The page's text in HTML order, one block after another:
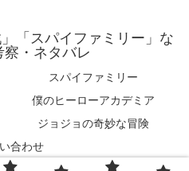
「スパイファミリー」な
察・ネタバレ
スパイファミリー
僕のヒーローアカデミア
ジョジョの奇妙な冒険
合わせ